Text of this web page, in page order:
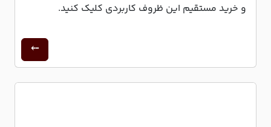
و خرید مستقیم این ظروف کاربردی کلیک کنید.